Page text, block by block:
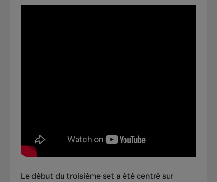
Le début du troisième set a été centré sur